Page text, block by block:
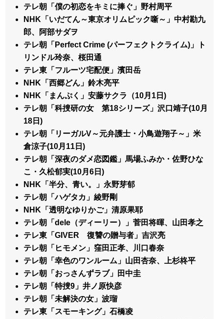
テレ朝「僕の初恋をキミに捧ぐ」野村周平
NHK「いだてん～東京オリムピック噺～」中村勘九
郎、阿部サダヲ
テレ朝「Perfect Crime (パーフェクトクライム)」ト
リンドル玲奈、桜田通
テレ東「フルーツ宅配便」濱田岳
NHK「西郷どん」鈴木亮平
NHK「まんぷく」安藤サクラ（10月1日)
テレ朝「科捜研の女 第18シリーズ」沢口靖子(10月
18日)
テレ朝「リーガルV～元弁護士・小鳥遊翔子～」米
倉涼子(10月11日)
テレ朝「深夜のダメ恋図鑑」馬場ふみか・佐野ひな
こ・久松郁実(10月6日)
NHK「半分、青い。」永野芽郁
テレ朝「ハゲタカ」綾野剛
NHK「透明なゆりかご」清原果耶
テレ朝「dele（ディーリー）」菅田将暉、山田孝之
テレ東「GIVER 復讐の贈与者」吉沢亮
テレ朝「ヒモメン」窪田正孝、川口春奈
テレ朝「幸色のワンルーム」山田杏奈、上杉柊平
テレ朝「おっさんずラブ」田中圭
テレ朝「特捜9」井ノ原快彦
テレ朝「未解決の女」波瑠
テレ東「スモーキング」石橋凌